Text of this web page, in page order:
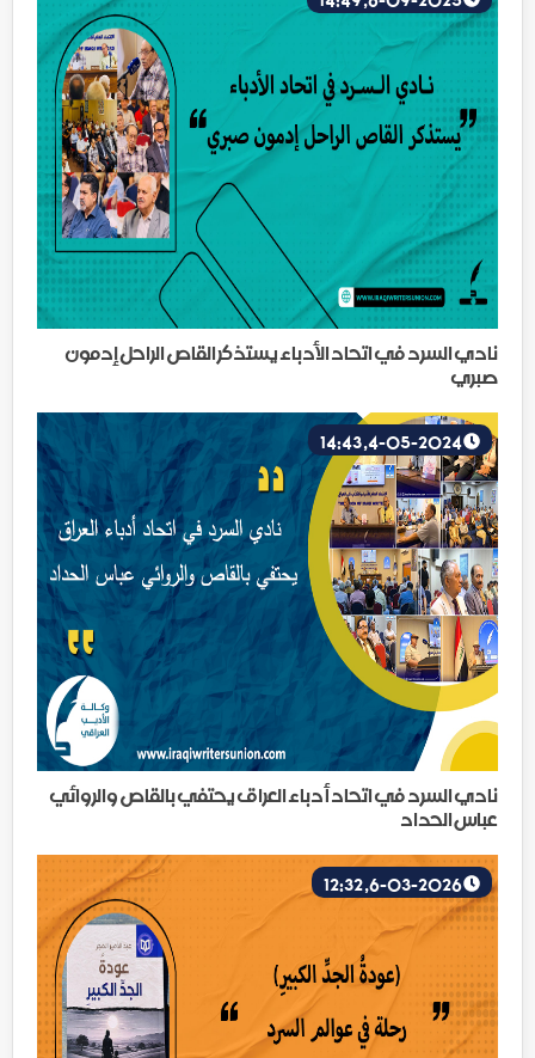
نادي السرد في اتحاد الأدباء يستذكر القاص الراحل إدمون
صبري
نادي السرد في اتحاد أدباء العراق يحتفي بالقاص والروائي
عباس الحداد